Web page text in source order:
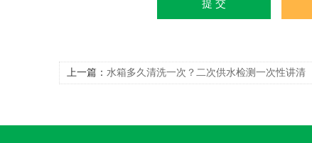
上一篇： 水箱多久清洗一次？二次供水检测一次性讲清